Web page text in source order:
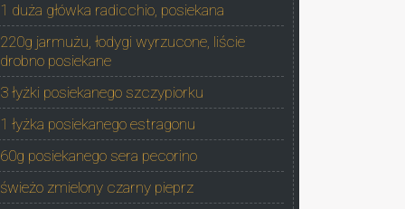
1 duża główka radicchio, posiekana
220g jarmużu, łodygi wyrzucone, liście
drobno posiekane
3 łyżki posiekanego szczypiorku
1 łyżka posiekanego estragonu
60g posiekanego sera pecorino
świeżo zmielony czarny pieprz